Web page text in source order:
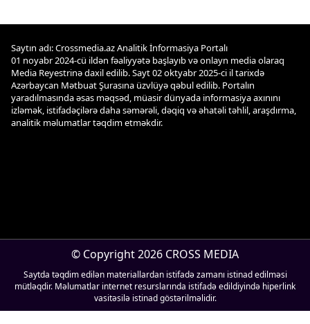
Saytın adı: Crossmedia.az Analitik İnformasiya Portalı
01 noyabr 2024-cü ildən fəaliyyətə başlayıb və onlayn media olaraq
Media Reyestrinə daxil edilib. Sayt 02 oktyabr 2025-ci il tarixdə
Azərbaycan Mətbuat Şurasına üzvlüyə qəbul edilib. Portalın
yaradılmasında əsas məqsəd, müasir dünyada informasiya axınını
izləmək, istifadəçilərə daha səmərəli, dəqiq və əhatəli təhlil, araşdırma,
analitik məlumatlar təqdim etməkdir.
© Copyright 2026 CROSS MEDIA
Saytda təqdim edilən materiallardan istifadə zamanı istinad edilməsi
mütləqdir. Məlumatlar internet resurslarında istifadə edildiyində hiperlink
vasitəsilə istinad göstərilməlidir.